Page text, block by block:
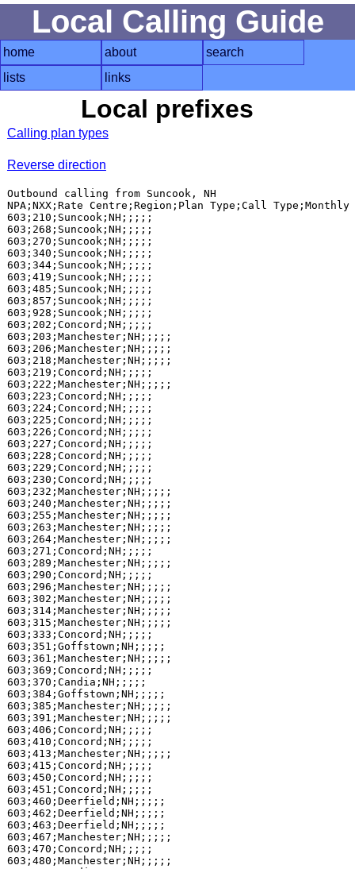
Local Calling Guide
home about
search
lists
links
Local prefixes
Calling plan types
Reverse direction
Outbound calling from Suncook, NH
NPA;NXX;Rate Centre;Region;Plan Type;Call
603;210;Suncook;NH;;;;;
603;268;Suncook;NH;;;;;
603;270;Suncook;NH;;;;;
603;340;Suncook;NH;;;;;
603;344;Suncook;NH;;;;;
603;419;Suncook;NH;;;;;
603;485;Suncook;NH;;;;;
603;857;Suncook;NH;;;;;
603;928;Suncook;NH;;;;;
603;202;Concord;NH;;;;;
603;203;Manchester;NH;;;;;
603;206;Manchester;NH;;;;;
603;218;Manchester;NH;;;;;
603;219;Concord;NH;;;;;
603;222;Manchester;NH;;;;;
603;223;Concord;NH;;;;;
603;224;Concord;NH;;;;;
603;225;Concord;NH;;;;;
603;226;Concord;NH;;;;;
603;227;Concord;NH;;;;;
603;228;Concord;NH;;;;;
603;229;Concord;NH;;;;;
603;230;Concord;NH;;;;;
603;232;Manchester;NH;;;;;
603;240;Manchester;NH;;;;;
603;255;Manchester;NH;;;;;
603;263;Manchester;NH;;;;;
603;264;Manchester;NH;;;;;
603;271;Concord;NH;;;;;
603;289;Manchester;NH;;;;;
603;290;Concord;NH;;;;;
603;296;Manchester;NH;;;;;
603;302;Manchester;NH;;;;;
603;314;Manchester;NH;;;;;
603;315;Manchester;NH;;;;;
603;333;Concord;NH;;;;;
603;351;Goffstown;NH;;;;;
603;361;Manchester;NH;;;;;
603;369;Concord;NH;;;;;
603;370;Candia;NH;;;;;
603;384;Goffstown;NH;;;;;
603;385;Manchester;NH;;;;;
603;391;Manchester;NH;;;;;
603;406;Concord;NH;;;;;
603;410;Concord;NH;;;;;
603;413;Manchester;NH;;;;;
603;415;Concord;NH;;;;;
603;450;Concord;NH;;;;;
603;451;Concord;NH;;;;;
603;460;Deerfield;NH;;;;;
603;462;Deerfield;NH;;;;;
603;463;Deerfield;NH;;;;;
603;467;Manchester;NH;;;;;
603;470;Concord;NH;;;;;
603;480;Manchester;NH;;;;;